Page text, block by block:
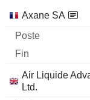
Sociétés Poste
Axane SA
Air Liquide
Ltd.